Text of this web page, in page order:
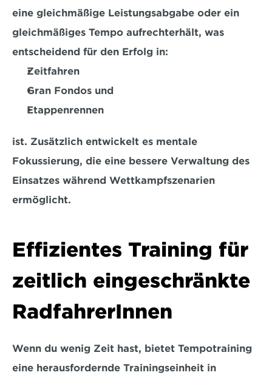
eine gleichmäßige Leistungsabgabe oder ein
gleichmäßiges Tempo aufrechterhält, was
entscheidend für den Erfolg in:
Zeitfahren
Gran Fondos und
Etappenrennen
ist. Zusätzlich entwickelt es mentale
Fokussierung, die eine bessere Verwaltung des
Einsatzes während Wettkampfszenarien
ermöglicht.
Effizientes Training für
zeitlich eingeschränkte
RadfahrerInnen
Wenn du wenig Zeit hast, bietet Tempotraining
eine herausfordernde Trainingseinheit in